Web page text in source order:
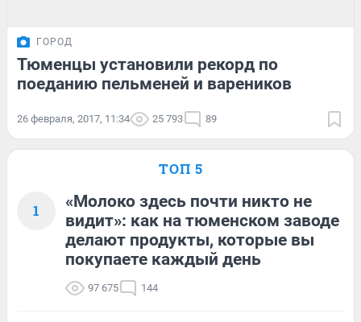
ГОРОД
Тюменцы установили рекорд по
поеданию пельменей и вареников
26 февраля, 2017, 11:34 25 793 89
ТОП 5
1
«Молоко здесь почти никто не
видит»: как на тюменском заводе
делают продукты, которые вы
покупаете каждый день
97 675 144